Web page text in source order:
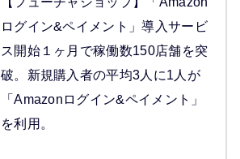
ログイン&ペイメント」導入サービ
ス開始１ヶ月で稼働数150店舗を突
破。新規購入者の平均3人に1人が
「Amazonログイン&ペイメント」
を利用。